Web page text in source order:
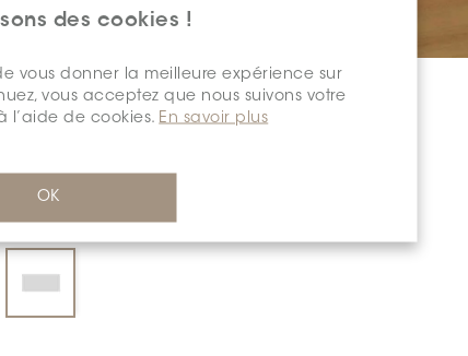
des cookies !
vous donner la meilleure expérience sur
vous acceptez que nous suivons votre
l’aide de cookies. En savoir plus
OK
*
4" X 18"